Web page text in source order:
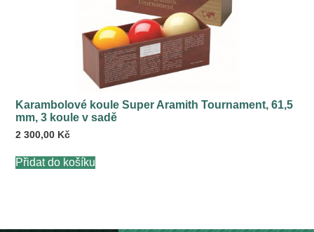
Karambolové koule Super Aramith Tournament, 61,5
mm, 3 koule v sadě
2 300,00 Kč
Přidat do košíku